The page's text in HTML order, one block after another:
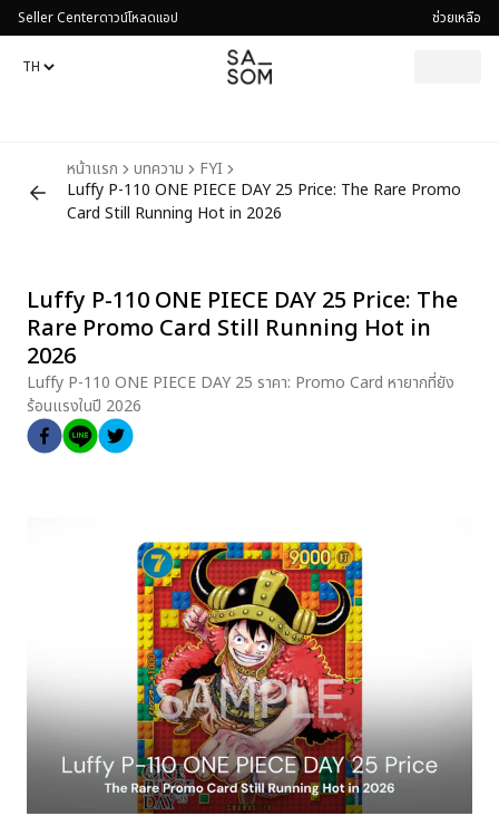
Seller Centerดาวน์โหลดแอป ช่วยเหลือ
หน้าแรก บทความ
FYI
Luffy P-110 ONE PIECE DAY 25 Price: The Rare Promo
Card Still Running Hot in 2026
Luffy P-110 ONE PIECE DAY 25 Price: The
Rare Promo Card Still Running Hot in
2026
Luffy P-110 ONE PIECE DAY 25 ราคา: Promo Card หายากที่ยัง
ร้อนแรงในปี 2026